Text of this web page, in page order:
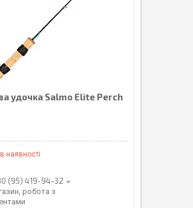
удочка Salmo Elite Perch
наявності
(95) 419-94-32
робота з